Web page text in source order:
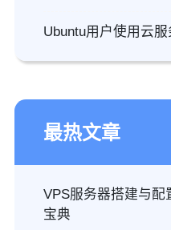
Ubuntu用户使用云
最热文章
VPS服务器搭建与配
宝典